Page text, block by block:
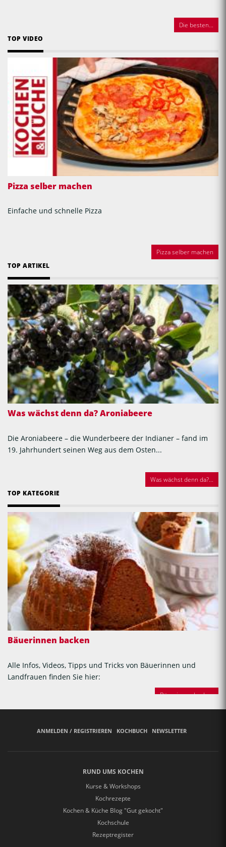
Die besten...
TOP VIDEO
Pizza selber machen
Einfache und schnelle Pizza
Pizza selber machen
TOP ARTIKEL
Was wächst denn da? Aroniabeere
Die Aroniabeere – die Wunderbeere der Indianer – fand im
19. Jahrhundert seinen Weg aus dem Osten...
Was wächst denn da?...
TOP KATEGORIE
Bäuerinnen backen
Alle Infos, Videos, Tipps und Tricks von Bäuerinnen und
Landfrauen finden Sie hier:
Bäuerinnen backen
ANMELDEN / REGISTRIEREN KOCHBUCH NEWSLETTER
RUND UMS KOCHEN
Kurse & Workshops
Kochrezepte
Kochen & Küche Blog "Gut gekocht"
Kochschule
Rezeptregister